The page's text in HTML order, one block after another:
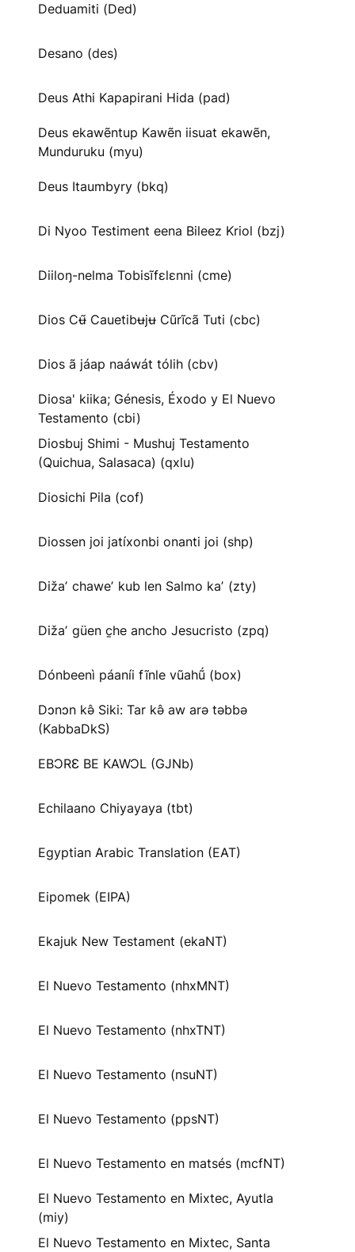
Deduamiti (Ded)
Desano (des)
Deus Athi Kapapirani Hida (pad)
Deus ekawẽntup Kawẽn iisuat ekawẽn,
Munduruku (myu)
Deus Itaumbyry (bkq)
Di Nyoo Testiment eena Bileez Kriol (bzj)
Diiloŋ-nelma Tobisĩfɛlɛnni (cme)
Dios Cʉ̃ Cauetibʉjʉ Cũrĩcã Tuti (cbc)
Dios ã jáap naáwát tólih (cbv)
Diosa' kiika; Génesis, Éxodo y El Nuevo
Testamento (cbi)
Diosbuj Shimi - Mushuj Testamento
(Quichua, Salasaca) (qxlu)
Diosichi Pila (cof)
Diossen joi jatíxonbi onanti joi (shp)
Dižaʼ chaweʼ kub len Salmo kaʼ (zty)
Dižaʼ güen c̱he ancho Jesucristo (zpq)
Dónbeenì páaníi fĩnle vũahṹ (box)
Dɔnɔn kə̂ Siki: Tar kə̂ aw arə təbbə
(KabbaDkS)
EBƆRƐ BE KAWƆL (GJNb)
Echilaano Chiyayaya (tbt)
Egyptian Arabic Translation (EAT)
Eipomek (EIPA)
Ekajuk New Testament (ekaNT)
El Nuevo Testamento (nhxMNT)
El Nuevo Testamento (nhxTNT)
El Nuevo Testamento (nsuNT)
El Nuevo Testamento (ppsNT)
El Nuevo Testamento en matsés (mcfNT)
El Nuevo Testamento en Mixtec, Ayutla
(miy)
El Nuevo Testamento en Mixtec, Santa